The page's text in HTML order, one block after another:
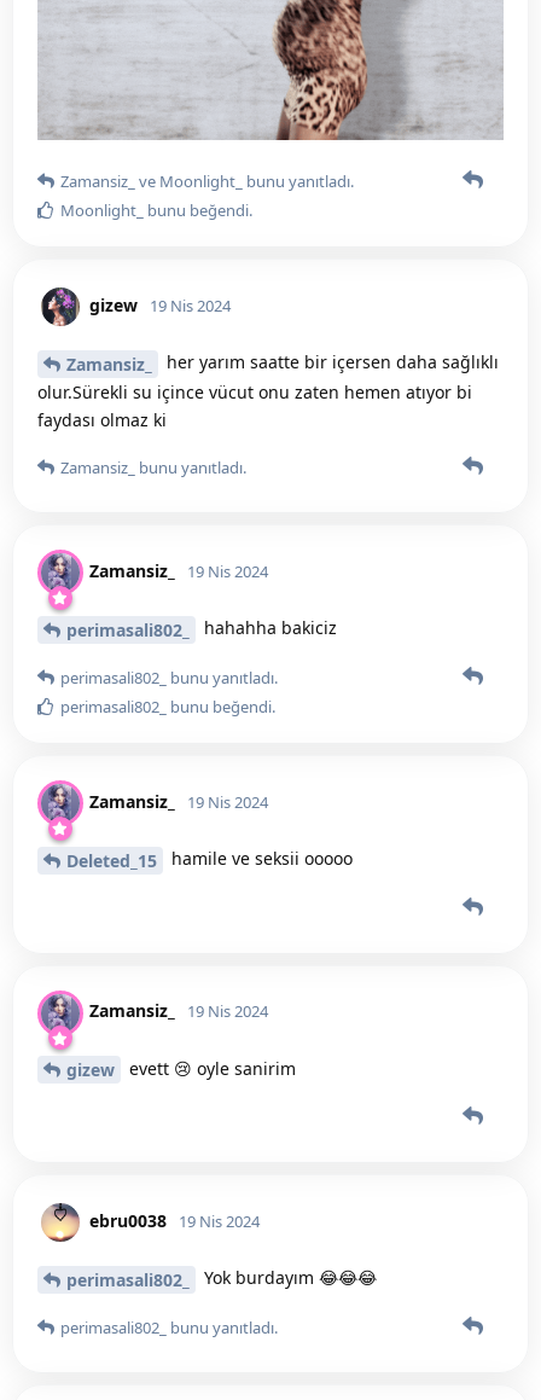
Zamansiz_ ve Moonlight_ bunu yanıtladı.
Moonlight_ bunu beğendi.
gizew 19 Nis 2024
Zamansiz_
her yarım saatte bir içersen daha sağlıklı
olur.Sürekli su içince vücut onu zaten hemen atıyor bi
faydası olmaz ki
Zamansiz_ bunu yanıtladı.
Zamansiz_ 19 Nis 2024
perimasali802_ hahahha bakiciz
perimasali802_ bunu yanıtladı.
perimasali802_ bunu beğendi.
Zamansiz_ 19 Nis 2024
Deleted_15 hamile ve seksii ooooo
Zamansiz_ 19 Nis 2024
gizew evett 😢 oyle sanirim
ebru0038 19 Nis 2024
perimasali802_ Yok burdayım 😂😂😂
perimasali802_ bunu yanıtladı.